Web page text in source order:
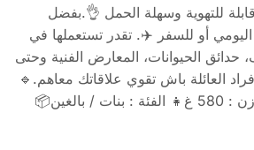
للتهوية وسهلة الحمل 👌.بفضل
اليومي أو للسفر ✈️. تقدر تستعملها في
حدائق الحيوانات، المعارض الفنية وحتى
العائلة باش تقوي علاقاتك معاهم.🔹
الملحقات غير مشمولة📏 الأبعاد : 15 × 30 × 40 سم⚖️ الوزن : 580 غ👧 الفئة : بنات / بالغين📦